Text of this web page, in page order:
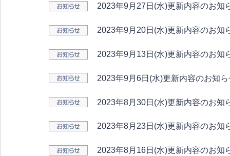
2023年9月27日(水)更新内容のお知
2023年9月20日(水)更新内容のお知
2023年9月13日(水)更新内容のお知
2023年9月6日(水)更新内容のお知ら
2023年8月30日(水)更新内容のお知
2023年8月23日(水)更新内容のお知
2023年8月16日(水)更新内容のお知